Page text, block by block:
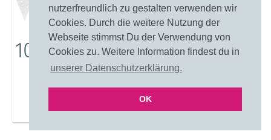
nutzerfreundlich zu gestalten verwenden wir
Cookies. Durch die weitere Nutzung der
Webseite stimmst Du der Verwendung von
Cookies zu. Weitere Information findest du in
unserer Datenschutzerklärung.
OK
1046: Honigwaben
Merken Einfärben